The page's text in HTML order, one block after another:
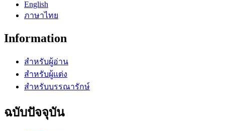
English
ภาษาไทย
Information
สำหรับผู้อ่าน
สำหรับผู้แต่ง
สำหรับบรรณารักษ์
ฉบับปัจจุบัน